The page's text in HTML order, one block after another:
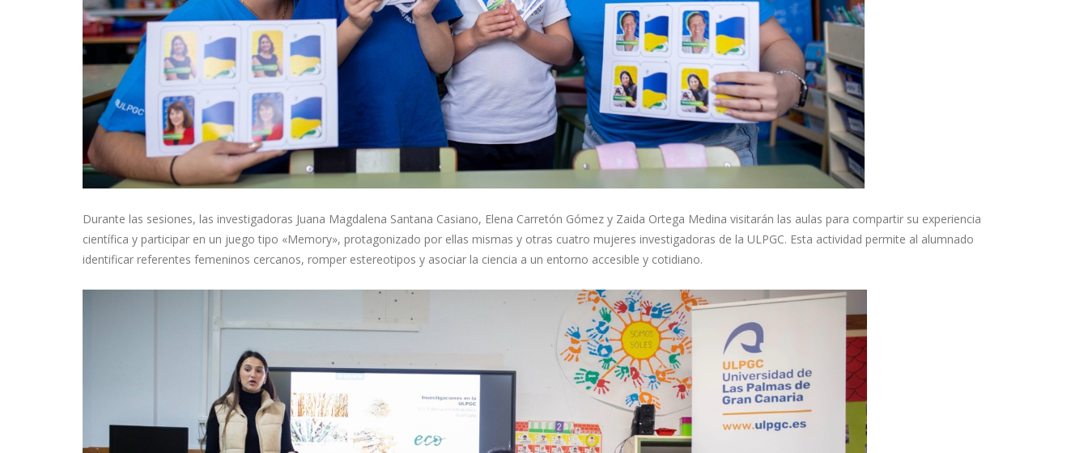
Durante las sesiones, las investigadoras Juana Magdalena Santana Casiano, Elena Carretón Gómez y Zaida Ortega Medina visitarán las aulas para compartir su experiencia
científica y participar en un juego tipo «Memory», protagonizado por ellas mismas y otras cuatro mujeres investigadoras de la ULPGC. Esta actividad permite al alumnado
identificar referentes femeninos cercanos, romper estereotipos y asociar la ciencia a un entorno accesible y cotidiano.